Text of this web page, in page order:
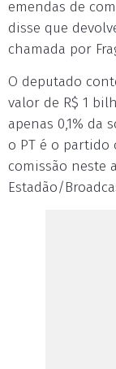
emendas de
disse que
chamada por
O deputado
valor de R$ 1
apenas 0,1% da
o PT é o partido
comissão neste
Estadão/